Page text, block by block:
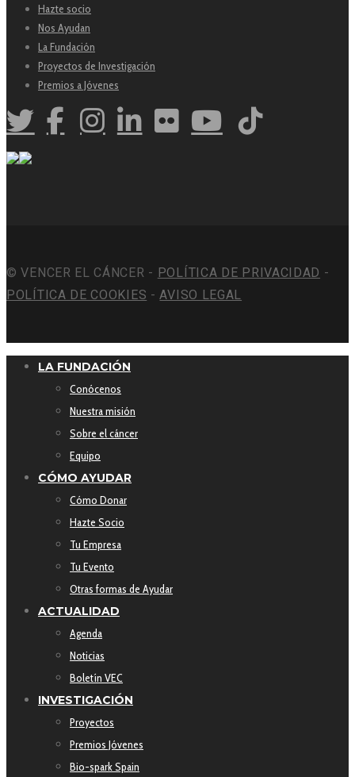
Hazte socio
Nos Ayudan
La Fundación
Proyectos de Investigación
Premios a Jóvenes
© VENCER EL CÁNCER - POLÍTICA DE PRIVACIDAD -
POLÍTICA DE COOKIES -AVISO LEGAL
LA FUNDACIÓN
Conócenos
Nuestra misión
Sobre el cáncer
Equipo
CÓMO AYUDAR
Cómo Donar
Hazte Socio
Tu Empresa
Tu Evento
Otras formas de Ayudar
ACTUALIDAD
Agenda
Noticias
Boletín VEC
INVESTIGACIÓN
Proyectos
Premios Jóvenes
Bio-spark Spain